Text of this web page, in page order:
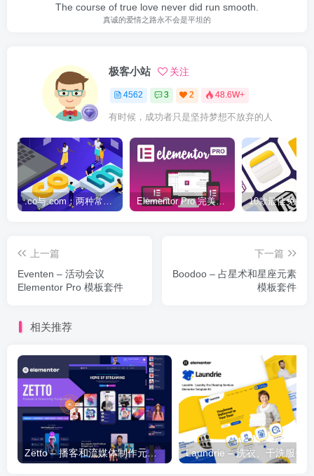
The course of true love never did run smooth.
真诚的爱情之路永不会是平坦的
极客小站 关注
4562 3 2 48.6W+
有时候，成功者只是坚持梦想不放弃的人
.co与.com：两种常用域名后缀名完全指南 Elementor Pro 完美汉化中文版（含全套模板）|可视化编辑页面自定义设计WordPress插件
上一篇
Eventen – 活动会议
Elementor Pro 模板套件
下一篇
Boodoo – 占星术和星座元素
模板套件
相关推荐
Zetto – 播客和流媒体制作元素模板套件